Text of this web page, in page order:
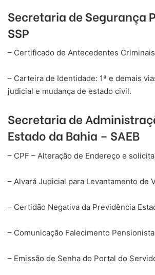
Secretaria de Segurança
SSP
– Certificado de Antecedentes Criminais
– Carteira de Identidade: 1ª e demais
judicial e mudança de estado civil.
Secretaria de
Estado da Bahia – SAEB
– CPF – Alteração de Endereço e
– Alvará Judicial para Levantamento de
– Certidão Negativa da Previdência
– Comunicação Falecimento
– Emissão de Senha do Portal do